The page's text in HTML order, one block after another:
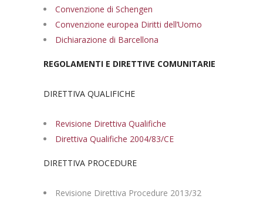
Convenzione di Schengen
Convenzione europea Diritti dell’Uomo
Dichiarazione di Barcellona
REGOLAMENTI E DIRETTIVE COMUNITARIE
DIRETTIVA QUALIFICHE
Revisione Direttiva Qualifiche
Direttiva Qualifiche 2004/83/CE
DIRETTIVA PROCEDURE
Revisione Direttiva Procedure 2013/32